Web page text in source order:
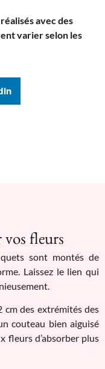
avec des
varier selon les
fleurs
sont montés de
Laissez le lien qui
cm des extrémités des
couteau bien aiguisé
fleurs d’absorber plus